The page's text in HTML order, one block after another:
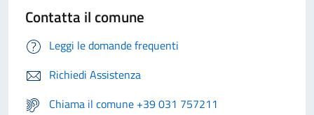
Contatta il comune
Leggi le domande frequenti
Richiedi Assistenza
Chiama il comune +39 031 757211